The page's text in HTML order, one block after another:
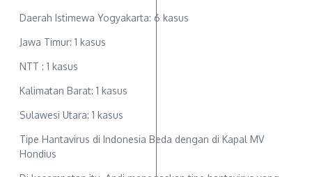
Daerah Istimewa Yogyakarta: 6 kasus
Jawa Timur: 1 kasus
NTT : 1 kasus
Kalimatan Barat: 1 kasus
Sulawesi Utara: 1 kasus
Tipe Hantavirus di Indonesia Beda dengan di Kapal MV
Hondius